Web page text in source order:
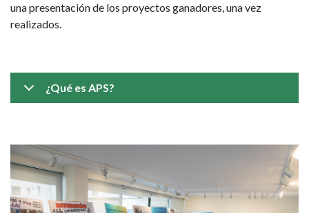
una presentación de los proyectos ganadores, una vez
realizados.
¿Qué es APS?
Imagen